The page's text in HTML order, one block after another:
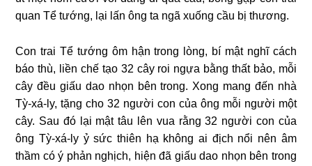
quan Tể tướng, lại lấn ông ta ngã xuống cầu bị thương.
Con trai Tể tướng ôm hận trong lòng, bí mật nghĩ cách
báo thù, liền chế tạo 32 cây roi ngựa bằng thất bảo, mỗi
cây đều giấu dao nhọn bên trong. Xong mang đến nhà
Tỳ-xá-ly, tặng cho 32 người con của ông mỗi người một
cây. Sau đó lại mật tâu lên vua rằng 32 người con của
ông Tỳ-xá-ly ỷ sức thiên hạ không ai địch nổi nên âm
thầm có ý phản nghịch, hiện đã giấu dao nhọn bên trong